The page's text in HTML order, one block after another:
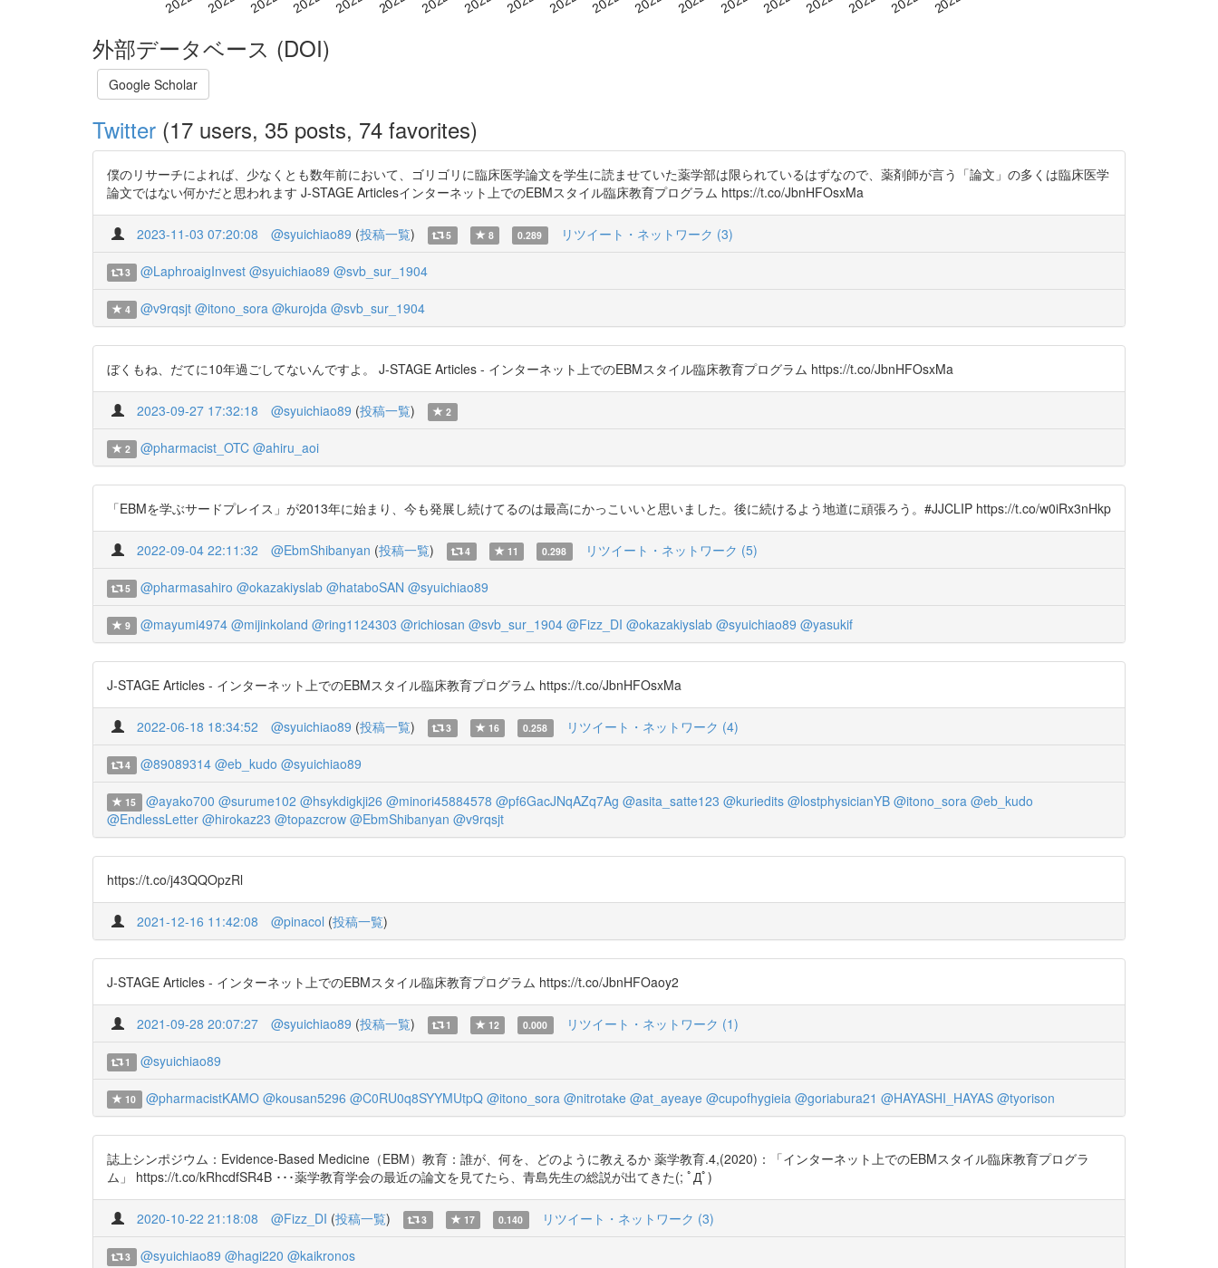
外部データベース (DOI)
Google Scholar
Twitter (17 users, 35 posts, 74 favorites)
僕のリサーチによれば、少なくとも数年前において、ゴリゴリに臨床医学論文を学生に読ませていた薬学部は限られているはずなので、薬剤師が言う「論文」の多くは臨床医学
論文ではない何かだと思われます J-STAGE Articlesインターネット上でのEBMスタイル臨床教育プログラム https://t.co/JbnHFOsxMa
2023-11-03 07:20:08 @syuichiao89 (投稿一覧) 5 8 0.289 リツイート・ネットワーク (3)
3 @LaphroaigInvest @syuichiao89 @svb_sur_1904
4 @v9rqsjt @itono_sora @kurojda @svb_sur_1904
ぼくもね、だてに10年過ごしてないんですよ。 J-STAGE Articles - インターネット上でのEBMスタイル臨床教育プログラム https://t.co/JbnHFOsxMa
2023-09-27 17:32:18 @syuichiao89 (投稿一覧) 2
2 @pharmacist_OTC @ahiru_aoi
「EBMを学ぶサードプレイス」が2013年に始まり、今も発展し続けてるのは最高にかっこいいと思いました。後に続けるよう地道に頑張ろう。#JJCLIP https://t.co/w0iRx3nHkp
2022-09-04 22:11:32 @EbmShibanyan (投稿一覧) 4 11 0.298 リツイート・ネットワーク (5)
5 @pharmasahiro @okazakiyslab @hataboSAN @syuichiao89
9 @mayumi4974 @mijinkoland @ring1124303 @richiosan @svb_sur_1904 @Fizz_DI @okazakiyslab @syuichiao89 @yasukif
J-STAGE Articles - インターネット上でのEBMスタイル臨床教育プログラム https://t.co/JbnHFOsxMa
2022-06-18 18:34:52 @syuichiao89 (投稿一覧) 3 16 0.258 リツイート・ネットワーク (4)
4 @89089314 @eb_kudo @syuichiao89
15 @ayako700 @surume102 @hsykdigkji26 @minori45884578 @pf6GacJNqAZq7Ag @asita_satte123 @kuriedits @lostphysicianYB @itono_sora @eb_kudo
@EndlessLetter @hirokaz23 @topazcrow @EbmShibanyan @v9rqsjt
https://t.co/j43QQOpzRl
2021-12-16 11:42:08 @pinacol (投稿一覧)
J-STAGE Articles - インターネット上でのEBMスタイル臨床教育プログラム https://t.co/JbnHFOaoy2
2021-09-28 20:07:27 @syuichiao89 (投稿一覧) 1 12 0.000 リツイート・ネットワーク (1)
1 @syuichiao89
10 @pharmacistKAMO @kousan5296 @C0RU0q8SYYMUtpQ @itono_sora @nitrotake @at_ayeaye @cupofhygieia @goriabura21 @HAYASHI_HAYAS @tyorison
誌上シンポジウム：Evidence-Based Medicine（EBM）教育：誰が、何を、どのように教えるか 薬学教育.4,(2020)：「インターネット上でのEBMスタイル臨床教育プログラ
ム」 https://t.co/kRhcdfSR4B ･･･薬学教育学会の最近の論文を見てたら、青島先生の総説が出てきた(; ﾟДﾟ)
2020-10-22 21:18:08 @Fizz_DI (投稿一覧) 3 17 0.140 リツイート・ネットワーク (3)
3 @syuichiao89 @hagi220 @kaikronos